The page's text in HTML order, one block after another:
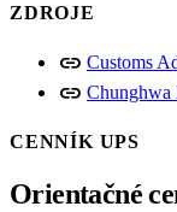
ZDROJE
link Customs
link Chunghwa
CENNÍK UPS
Orientačné